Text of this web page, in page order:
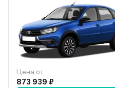
Цена от
873 939 ₽